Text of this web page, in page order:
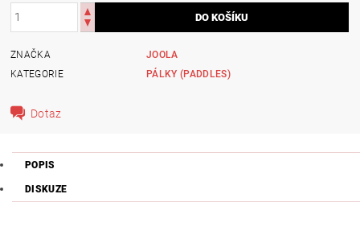
ZNAČKA
JOOLA
KATEGORIE
PÁLKY (PADDLES)
Dotaz
POPIS
DISKUZE